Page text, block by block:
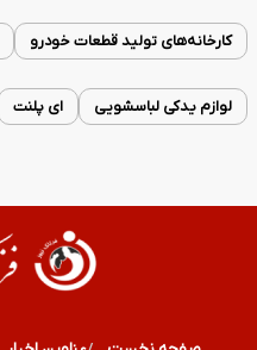
کارخانه‌های تولید قطعات خودرو
لوازم یدکی لباسشویی ای پلنت